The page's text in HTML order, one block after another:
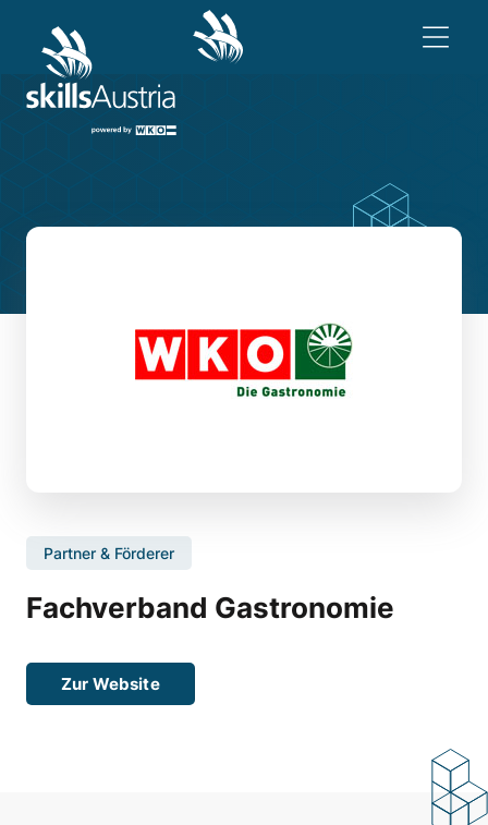
Partner & Förderer
Fachverband Gastronomie
Zur Website